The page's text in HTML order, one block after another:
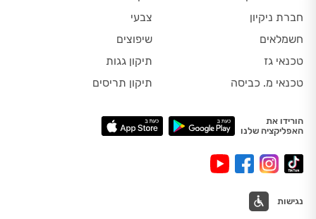
חברת ניקיון
חשמלאים
טכנאי גז
טכנאי מ. כביסה
צבעי
שיפוצים
תיקון גגות
תיקון תריסים
הורידו את
האפליקציה שלנו
נגישות